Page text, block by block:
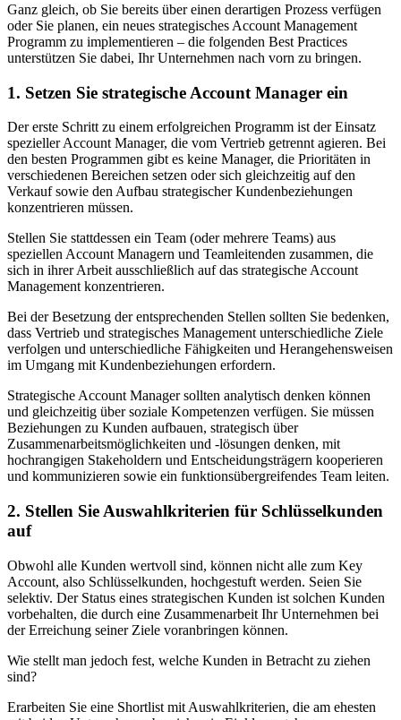
Ganz gleich, ob Sie bereits über einen derartigen Prozess verfügen
oder Sie planen, ein neues strategisches Account Management
Programm zu implementieren – die folgenden Best Practices
unterstützen Sie dabei, Ihr Unternehmen nach vorn zu bringen.
1. Setzen Sie strategische Account Manager ein
Der erste Schritt zu einem erfolgreichen Programm ist der Einsatz
spezieller Account Manager, die vom Vertrieb getrennt agieren. Bei
den besten Programmen gibt es keine Manager, die Prioritäten in
verschiedenen Bereichen setzen oder sich gleichzeitig auf den
Verkauf sowie den Aufbau strategischer Kundenbeziehungen
konzentrieren müssen.
Stellen Sie stattdessen ein Team (oder mehrere Teams) aus
speziellen Account Managern und Teamleitenden zusammen, die
sich in ihrer Arbeit ausschließlich auf das strategische Account
Management konzentrieren.
Bei der Besetzung der entsprechenden Stellen sollten Sie bedenken,
dass Vertrieb und strategisches Management unterschiedliche Ziele
verfolgen und unterschiedliche Fähigkeiten und Herangehensweisen
im Umgang mit Kundenbeziehungen erfordern.
Strategische Account Manager sollten analytisch denken können
und gleichzeitig über soziale Kompetenzen verfügen. Sie müssen
Beziehungen zu Kunden aufbauen, strategisch über
Zusammenarbeitsmöglichkeiten und -lösungen denken, mit
hochrangigen Stakeholdern und Entscheidungsträgern kooperieren
und kommunizieren sowie ein funktionsübergreifendes Team leiten.
2. Stellen Sie Auswahlkriterien für Schlüsselkunden
auf
Obwohl alle Kunden wertvoll sind, können nicht alle zum Key
Account, also Schlüsselkunden, hochgestuft werden. Seien Sie
selektiv. Der Status eines strategischen Kunden ist solchen Kunden
vorbehalten, die durch eine Zusammenarbeit Ihr Unternehmen bei
der Erreichung seiner Ziele voranbringen können.
Wie stellt man jedoch fest, welche Kunden in Betracht zu ziehen
sind?
Erarbeiten Sie eine Shortlist mit Auswahlkriterien, die am ehesten